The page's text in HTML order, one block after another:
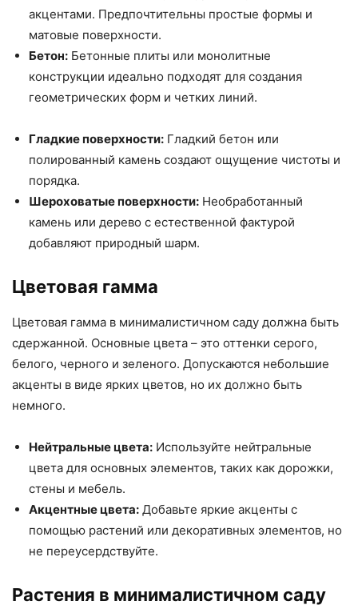
акцентами. Предпочтительны простые формы и
матовые поверхности.
Бетон: Бетонные плиты или монолитные
конструкции идеально подходят для создания
геометрических форм и четких линий.
Гладкие поверхности: Гладкий бетон или
полированный камень создают ощущение чистоты и
порядка.
Шероховатые поверхности: Необработанный
камень или дерево с естественной фактурой
добавляют природный шарм.
Цветовая гамма
Цветовая гамма в минималистичном саду должна быть
сдержанной. Основные цвета – это оттенки серого,
белого, черного и зеленого. Допускаются небольшие
акценты в виде ярких цветов, но их должно быть
немного.
Нейтральные цвета: Используйте нейтральные
цвета для основных элементов, таких как дорожки,
стены и мебель.
Акцентные цвета: Добавьте яркие акценты с
помощью растений или декоративных элементов, но
не переусердствуйте.
Растения в минималистичном саду